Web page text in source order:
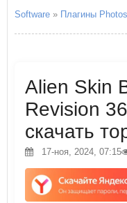
Software » Плагины
Alien Skin
Revision
скачать
17-ноя, 2024, 07:15